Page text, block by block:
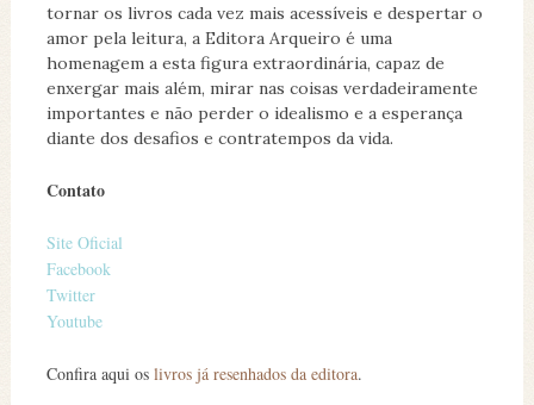
tornar os livros cada vez mais acessíveis e despertar o
amor pela leitura, a Editora Arqueiro é uma
homenagem a esta figura extraordinária, capaz de
enxergar mais além, mirar nas coisas verdadeiramente
importantes e não perder o idealismo e a esperança
diante dos desafios e contratempos da vida.
Contato
Site Oficial
Facebook
Twitter
Youtube
Confira aqui os livros já resenhados da editora.